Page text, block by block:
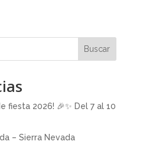
Buscar
fiesta 2026! 🎉✨ Del 7 al 10
– Sierra Nevada